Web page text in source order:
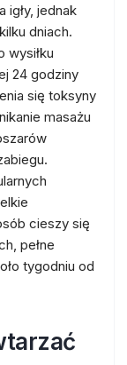
igły, jednak
dniach.
wysiłku
24 godziny
się toksyny
masażu
cieszy się
pełne
tygodniu od